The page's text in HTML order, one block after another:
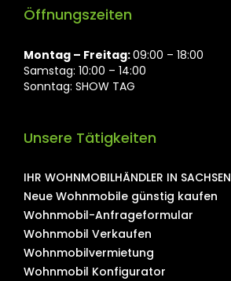
Öffnungszeiten
Montag ⁠– Freitag:09:00 – 18:00
Samstag: 10:00 – 14:00
Sonntag: SHOW TAG
Unsere Tätigkeiten
IHR WOHNMOBILHÄNDLER IN SACHSEN
Neue Wohnmobile günstig kaufen
Wohnmobil-Anfrageformular
Wohnmobil Verkaufen
Wohnmobilvermietung
Wohnmobil Konfigurator